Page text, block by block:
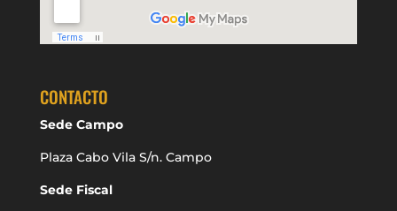
CONTACTO
Sede Campo
Plaza Cabo Vila S/n. Campo
Sede Fiscal